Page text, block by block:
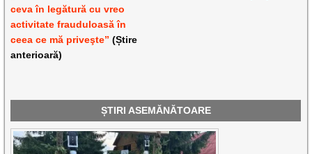
ceva în legătură cu vreo
activitate frauduloasă în
ceea ce mă priveşte” (Știre
anterioară)
ȘTIRI ASEMĂNĂTOARE